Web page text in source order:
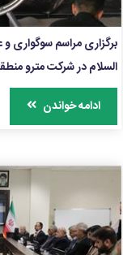
برگزاری مراسم سوگواری
السلام در شرکت مترو
ادامه خواندن